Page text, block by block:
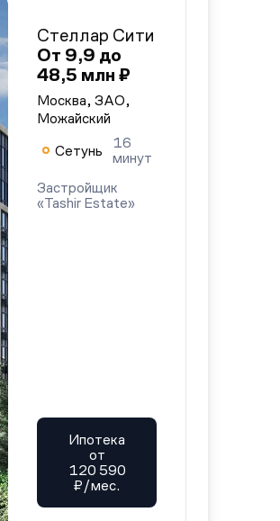
Стеллар Сити
От 9,9 до
48,5 млн ₽
Москва, ЗАО,
Можайский
Сетунь
16
минут
Застройщик
«Tashir Estate»
Ипотека
от
120 590
₽/мес.